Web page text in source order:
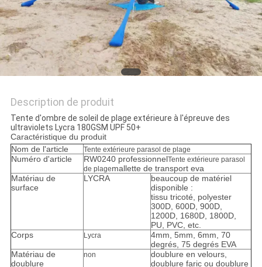
Description de produit
Tente d'ombre de soleil de plage extérieure à l'épreuve des
ultraviolets Lycra 180GSM UPF 50+
Caractéristique du produit
Nom de l'article
Tente extérieure parasol de plage
Numéro d'article RW0240 professionnelTente extérieure parasol
de plagemallette de transport eva
Matériau de
surface
LYCRA
beaucoup de matériel
disponible :
tissu tricoté, polyester
300D, 600D, 900D,
1200D, 1680D, 1800D,
PU, ​​PVC, etc.
Corps
Lycra
4mm, 5mm, 6mm, 70
degrés, 75 degrés EVA
Matériau de
doublure
non
doublure en velours,
doublure faric ou doublure